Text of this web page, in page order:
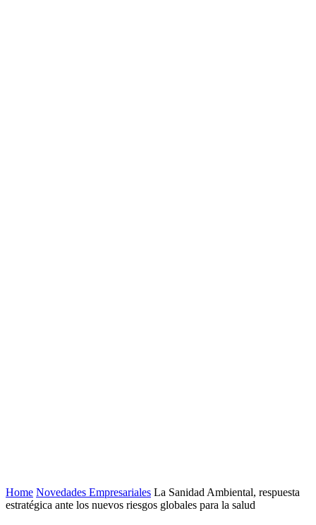
Home Novedades Empresariales La Sanidad Ambiental, respuesta
estratégica ante los nuevos riesgos globales para la salud